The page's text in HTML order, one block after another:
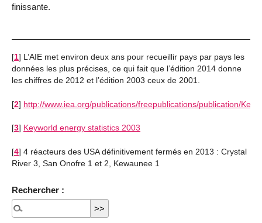
finissante.
[1] L’AIE met environ deux ans pour recueillir pays par pays les
données les plus précises, ce qui fait que l’édition 2014 donne
les chiffres de 2012 et l’édition 2003 ceux de 2001.
[2] http://www.iea.org/publications/freepublications/publication/
[3] Keyworld energy statistics 2003
[4] 4 réacteurs des USA définitivement fermés en 2013 : Crystal
River 3, San Onofre 1 et 2, Kewaunee 1
Rechercher :